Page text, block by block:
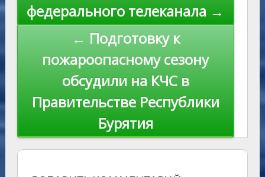
федерального телеканала →
← Подготовку к
пожароопасному сезону
обсудили на КЧС в
Правительстве Республики
Бурятия